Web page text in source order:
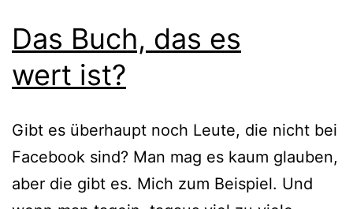
Das Buch, das es
wert ist?
Gibt es über­haupt noch Leute, die nicht bei
Facebook sind? Man mag es kaum glau­ben,
aber die gibt es. Mich zum Beispiel. Und